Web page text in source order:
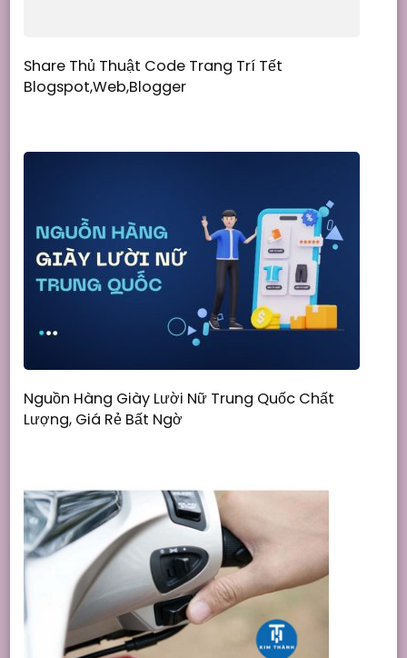
Share Thủ Thuật Code Trang Trí Tết
Blogspot,Web,Blogger
Nguồn Hàng Giày Lười Nữ Trung Quốc Chất
Lượng, Giá Rẻ Bất Ngờ